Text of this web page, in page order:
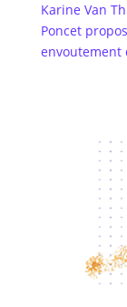
Karine Van
Poncet
envoutement